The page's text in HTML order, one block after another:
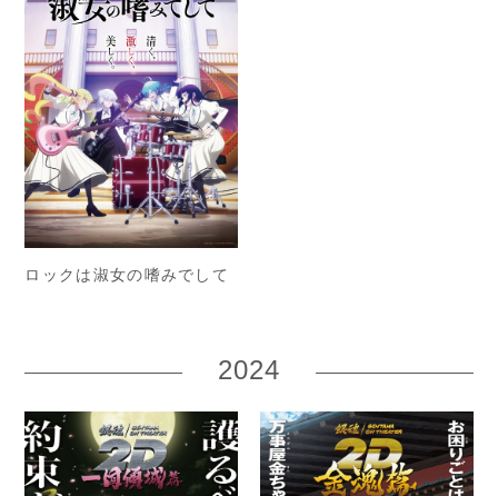
ロックは淑女の嗜みでして
2024